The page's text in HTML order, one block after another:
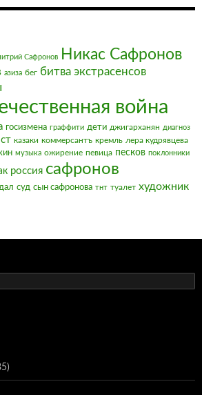
Сафронов Никас Сафронов
азиза бег битва экстрасенсов
война
госизмена граффити дети джигарханян диагноз
казаки коммерсантъ кремль лера кудрявцева
музыка ожирение певица песков поклонники
россия сафронов
суд сын сафронова тнт туалет художник